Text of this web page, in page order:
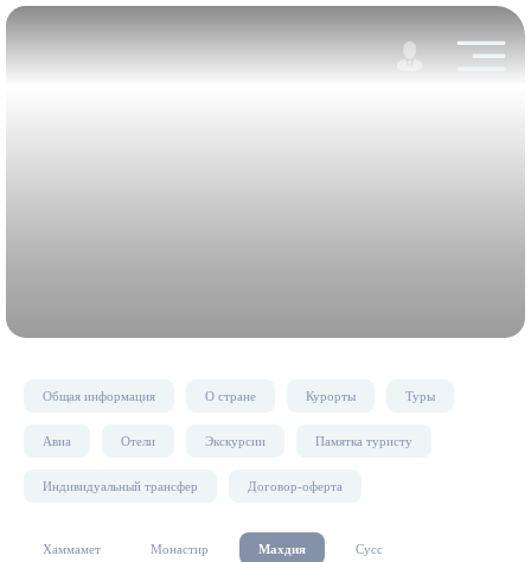
Общая информация О стране Курорты Туры
Авиа Отели Экскурсии Памятка туристу
Индивидуальный трансфер Договор-оферта
Хаммамет Монастир Махдия Сусс